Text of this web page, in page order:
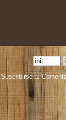
/
Suscribirse a: